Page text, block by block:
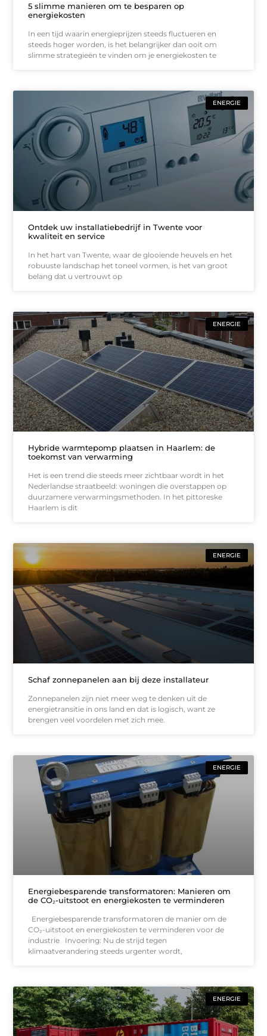
5 slimme manieren om te besparen op
energiekosten
In een tijd waarin energieprijzen steeds fluctueren en
steeds hoger worden, is het belangrijker dan ooit om
slimme strategieën te vinden om je energiekosten te
ENERGIE
Ontdek uw installatiebedrijf in Twente voor
kwaliteit en service
In het hart van Twente, waar de glooiende heuvels en het
robuuste landschap het toneel vormen, is het van groot
belang dat u vertrouwt op
ENERGIE
Hybride warmtepomp plaatsen in Haarlem: de
toekomst van verwarming
Het is een trend die steeds meer zichtbaar wordt in het
Nederlandse straatbeeld: woningen die overstappen op
duurzamere verwarmingsmethoden. In het pittoreske
Haarlem is dit
ENERGIE
Schaf zonnepanelen aan bij deze installateur
Zonnepanelen zijn niet meer weg te denken uit de
energietransitie in ons land en dat is logisch, want ze
brengen veel voordelen met zich mee.
ENERGIE
Energiebesparende transformatoren: Manieren om
de CO₂-uitstoot en energiekosten te verminderen
Energiebesparende transformatoren de manier om de
CO₂-uitstoot en energiekosten te verminderen voor de
industrie Invoering: Nu de strijd tegen
klimaatverandering steeds urgenter wordt,
ENERGIE